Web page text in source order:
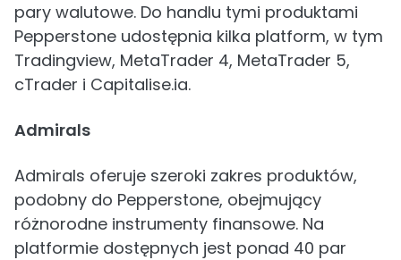
pary walutowe. Do handlu tymi produktami
Pepperstone udostępnia kilka platform, w tym
Tradingview, MetaTrader 4, MetaTrader 5,
cTrader i Capitalise.ia.
Admirals
Admirals oferuje szeroki zakres produktów,
podobny do Pepperstone, obejmujący
różnorodne instrumenty finansowe. Na
platformie dostępnych jest ponad 40 par